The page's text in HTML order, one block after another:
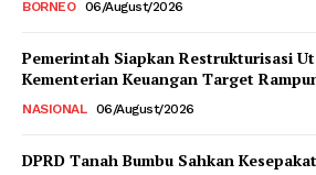
BORNEO 06/August/2026
Pemerintah Siapkan Restrukturisasi
Kementerian Keuangan Target
NASIONAL 06/August/2026
DPRD Tanah Bumbu Sahkan